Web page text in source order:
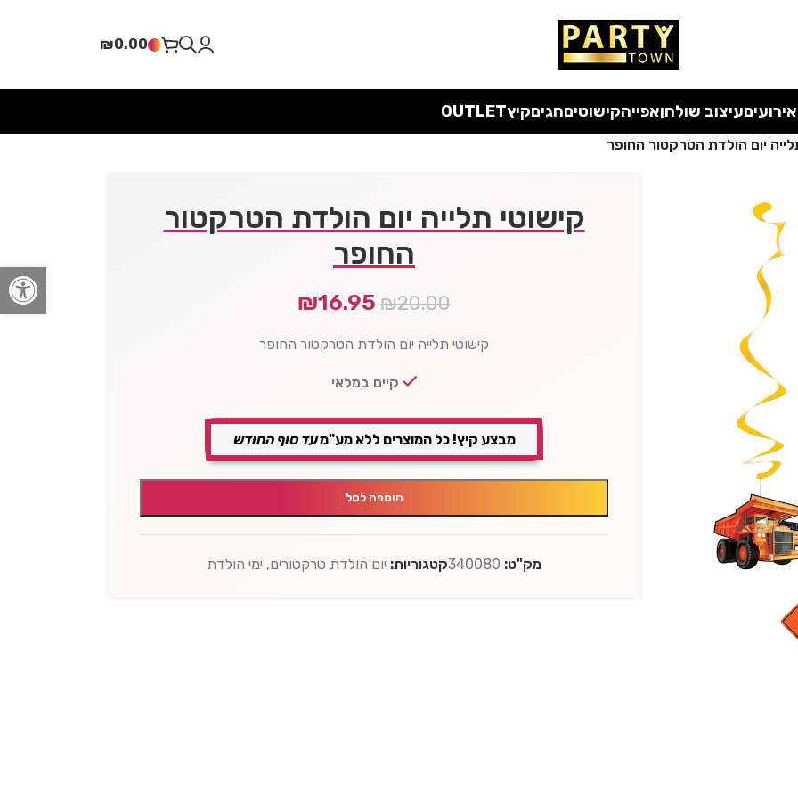
פתח
כל המוצרים ללא מע"מעד סוף החודש
₪0.00
אירועיםעיצוב שולחןאפייהקישוטיםחגיםקיץOUTLET
יום הולדת הטרקטור החופר
קישוטי תלייה יום הולדת הטרקטור
החופר
₪20.00
₪16.95
קישוטי תלייה יום הולדת הטרקטור החופר
קיים במלאי
מבצע קיץ! כל המוצרים ללא מע"מעד סוף החודש
הוספה לסל
מק"ט: 340080קטגוריות: יום הולדת טרקטורים, ימי הולדת